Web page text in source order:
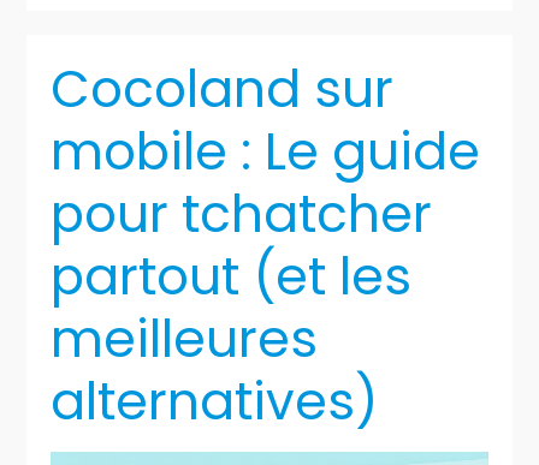
Cocoland sur
mobile : Le guide
pour tchatcher
partout (et les
meilleures
alternatives)